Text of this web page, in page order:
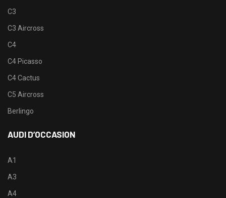
C3
C3 Aircross
C4
C4 Picasso
C4 Cactus
C5 Aircross
Berlingo
AUDI D’OCCASION
A1
A3
A4